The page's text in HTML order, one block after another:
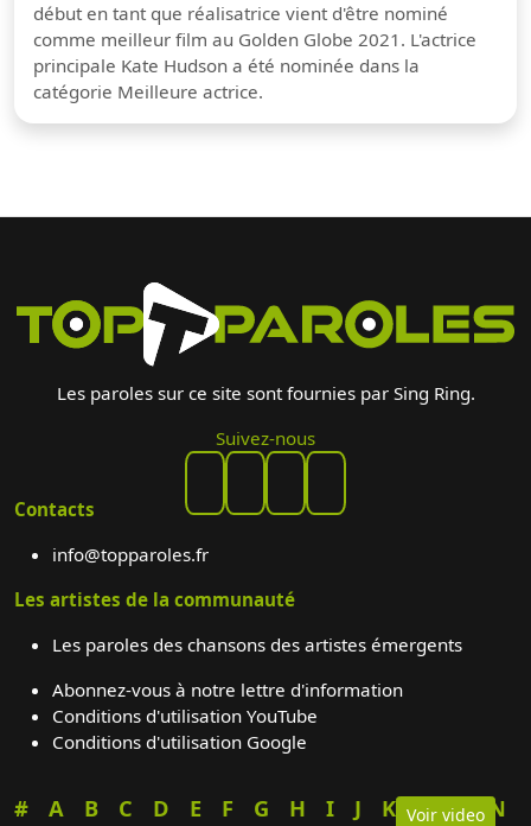
Voir video
début en tant que réalisatrice vient d'être nominé
comme meilleur film au Golden Globe 2021. L'actrice
principale Kate Hudson a été nominée dans la
catégorie Meilleure actrice.
Les paroles sur ce site sont fournies par Sing Ring.
Suivez-nous
Contacts
info@topparoles.fr
Les artistes de la communauté
Les paroles des chansons des artistes émergents
Abonnez-vous à notre lettre d'information
Conditions d'utilisation YouTube
Conditions d'utilisation Google
# A B C D E F G H I J K L M N